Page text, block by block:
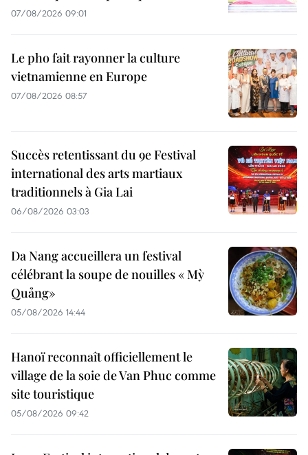
07/08/2026 09:01
Le pho fait rayonner la culture
vietnamienne en Europe
07/08/2026 08:57
Succès retentissant du 9e Festival
international des arts martiaux
traditionnels à Gia Lai
06/08/2026 03:03
Da Nang accueillera un festival
célébrant la soupe de nouilles « Mỳ
Quảng»
05/08/2026 14:44
Hanoï reconnaît officiellement le
village de la soie de Van Phuc comme
site touristique
05/08/2026 09:42